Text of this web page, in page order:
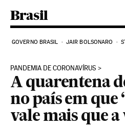
Brasil
GOVERNO BRASIL JAIR BOLSONARO
PANDEMIA DE CORONAVÍRUS
A quarentena
no país em que
vale mais que a